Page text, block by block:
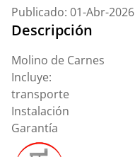
Publicado: 01-Abr-2026
Descripción
Molino de Carnes
Incluye:
transporte
Instalación
Garantía